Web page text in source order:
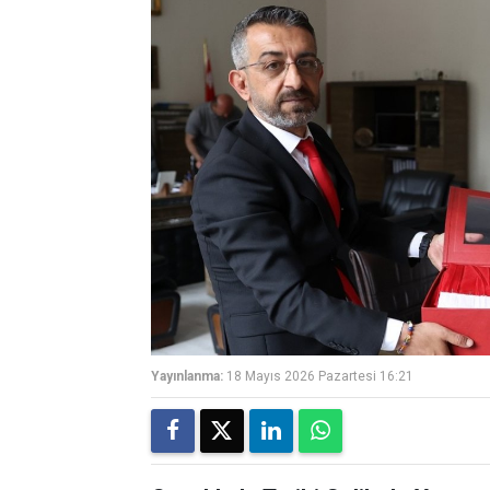
Yayınlanma: 18 Mayıs 2026 Pazartesi 16:21